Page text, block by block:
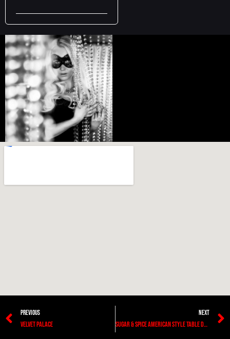
PREVIOUS
VELVET PALACE
NEXT
SUGAR & SPICE AMERICAN STYLE TABLE DANCING